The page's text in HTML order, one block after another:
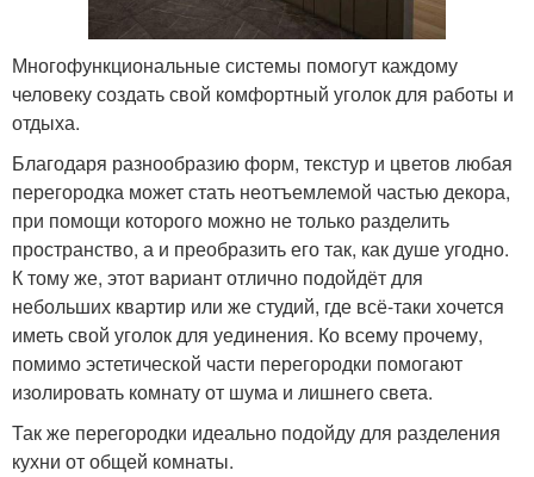
Многофункциональные системы помогут каждому
человеку создать свой комфортный уголок для работы и
отдыха.
Благодаря разнообразию форм, текстур и цветов любая
перегородка может стать неотъемлемой частью декора,
при помощи которого можно не только разделить
пространство, а и преобразить его так, как душе угодно.
К тому же, этот вариант отлично подойдёт для
небольших квартир или же студий, где всё-таки хочется
иметь свой уголок для уединения. Ко всему прочему,
помимо эстетической части перегородки помогают
изолировать комнату от шума и лишнего света.
Так же перегородки идеально подойду для разделения
кухни от общей комнаты.